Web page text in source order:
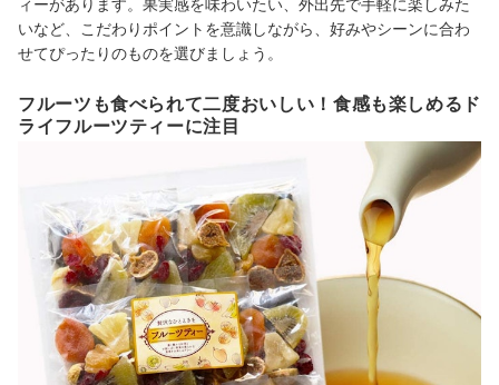
ィーがあります。果実感を味わいたい、外出先で手軽に楽しみた
いなど、こだわりポイントを意識しながら、好みやシーンに合わ
せてぴったりのものを選びましょう。
フルーツも食べられて二度おいしい！食感も楽しめるド
ライフルーツティーに注目